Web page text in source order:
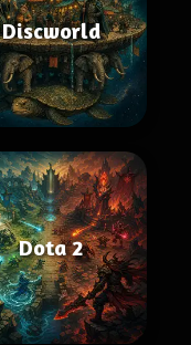
Discworld
Dota 2